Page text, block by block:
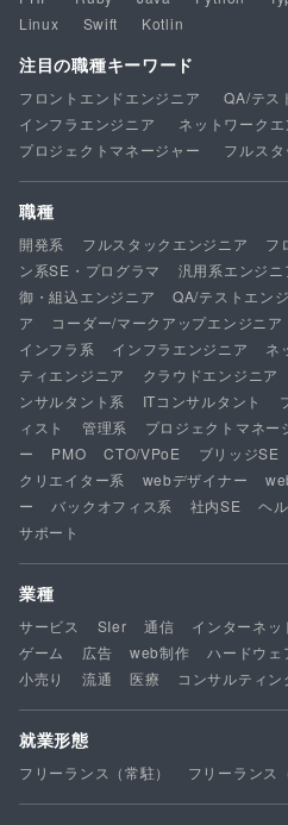
Linux
Swift Kotlin
注目の職種キーワード
フロントエンドエンジニア
QA/テス
インフラエンジニア
ネットワークエ
プロジェクトマネージャー
フルス
職種
開発系 フルスタックエンジニア フ
ン系SE・プログラマ
汎用系エンジニ
御・組込エンジニア
QA/テストエン
ア
コーダー/マークアップエンジニア
インフラ系
インフラエンジニア ネ
ティエンジニア
クラウドエンジニア
ンサルタント系
ITコンサルタント
ィスト
管理系 プロジェクトマネー
ー
PMO CTO/VPoE ブリッジSE
クリエイター系
webデザイナー
ー
バックオフィス系 社内SE ヘ
サポート
業種
サービス SIer 通信 インターネッ
ゲーム
広告 web制作 ハードウェ
小売り
流通 医療 コンサルティン
就業形態
フリーランス（常駐） フリーランス